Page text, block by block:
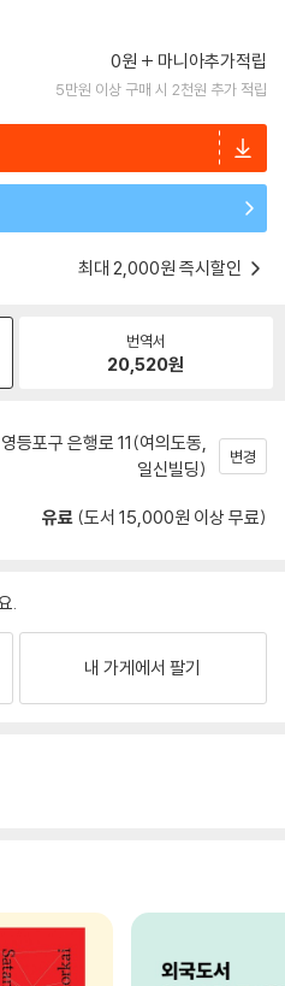
0원 마니아추가적립
5만원 이상 구매 시 2천원 추가 적립
최대 2,000원 즉시할인
번역서
20,520원
등포구 은행로 11(여의도동,
일신빌딩)
변경
유료 (도서 15,000원 이상 무료)
.
내 가게에서 팔기